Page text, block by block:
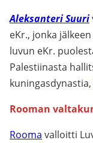
Aleksanteri Suuri
eKr., jonka
luvun eKr.
Palestiinasta
kuningasdynastia,
Rooman
Rooma valloitti